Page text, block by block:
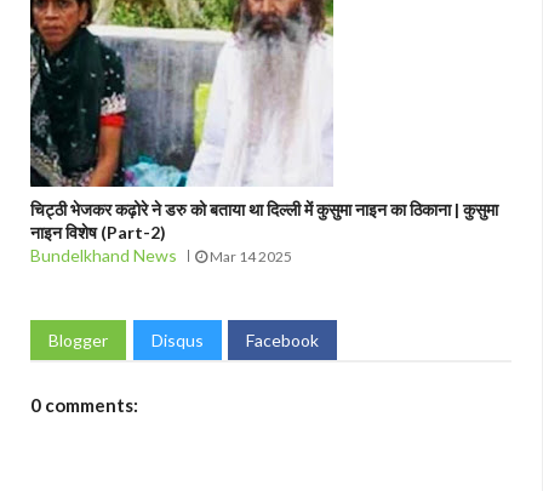
चिट्ठी भेजकर कढ़ोरे ने डरु को बताया था दिल्ली में कुसुमा नाइन का ठिकाना | कुसुमा
नाइन विशेष (Part-2)
Bundelkhand News
Mar 14 2025
Blogger Disqus Facebook
0 comments: